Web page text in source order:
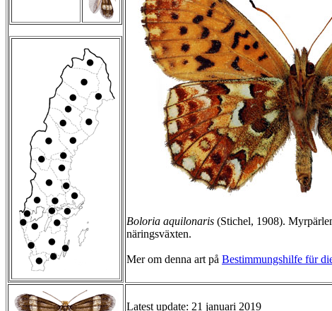
Boloria aquilonaris (Stichel, 1908).
näringsväxten.
Mer om denna art på Bestimmungshilfe für
Latest update: 21 januari 2019